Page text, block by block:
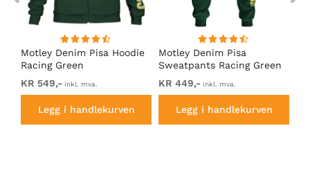
Motley Denim Pisa Hoodie
Racing Green
KR 549,- inkl. mva.
Legg i handlekurven
Motley Denim Pisa
Sweatpants Racing Green
KR 449,- inkl. mva.
Legg i handlekurven